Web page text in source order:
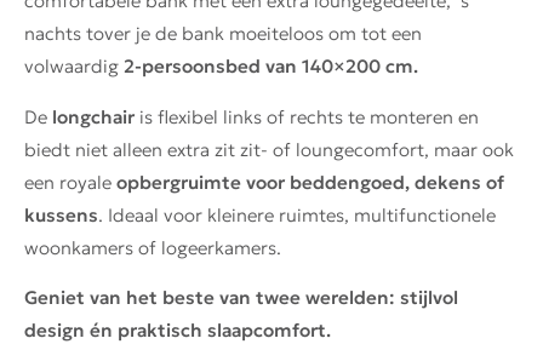
nachts tover je de bank moeiteloos om tot een
volwaardig 2-persoonsbed van 140×200 cm.
De longchair is flexibel links of rechts te monteren en
biedt niet alleen extra zit zit- of loungecomfort, maar ook
een royale opbergruimte voor beddengoed, dekens of
kussens. Ideaal voor kleinere ruimtes, multifunctionele
woonkamers of logeerkamers.
Geniet van het beste van twee werelden: stijlvol
design én praktisch slaapcomfort.